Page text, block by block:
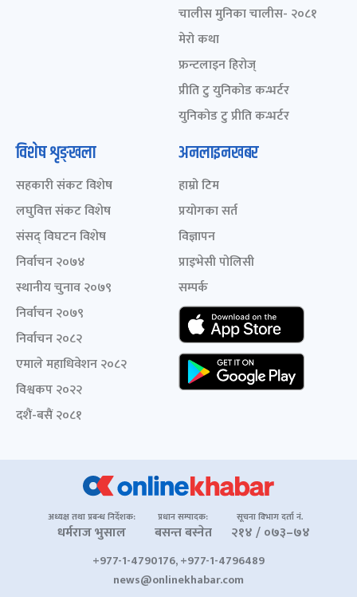
चालीस मुनिका चालीस- २०८१
मेरो कथा
फ्रन्टलाइन हिरोज्
प्रीति टु युनिकोड कन्भर्टर
युनिकोड टु प्रीति कन्भर्टर
विशेष शृङ्खला
सहकारी संकट विशेष
लघुवित्त संकट विशेष
संसद् विघटन विशेष
निर्वाचन २०७४
स्थानीय चुनाव २०७९
निर्वाचन २०७९
निर्वाचन २०८२
एमाले महाधिवेशन २०८२
विश्वकप २०२२
दशैं-बसैं २०८१
अनलाइनखबर
हाम्रो टिम
प्रयोगका सर्त
विज्ञापन
प्राइभेसी पोलिसी
सम्पर्क
अध्यक्ष तथा प्रबन्ध निर्देशक:
धर्मराज भुसाल
प्रधान सम्पादक:
बसन्त बस्नेत
सूचना विभाग दर्ता नं.
२१४ / ०७३–७४
+977-1-4790176, +977-1-4796489
news@onlinekhabar.com